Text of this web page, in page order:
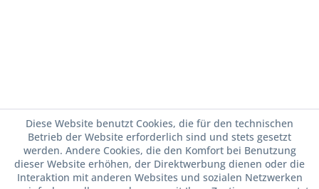
Diese Website benutzt Cookies, die für den technischen
Betrieb der Website erforderlich sind und stets gesetzt
werden. Andere Cookies, die den Komfort bei Benutzung
dieser Website erhöhen, der Direktwerbung dienen oder die
Interaktion mit anderen Websites und sozialen Netzwerken